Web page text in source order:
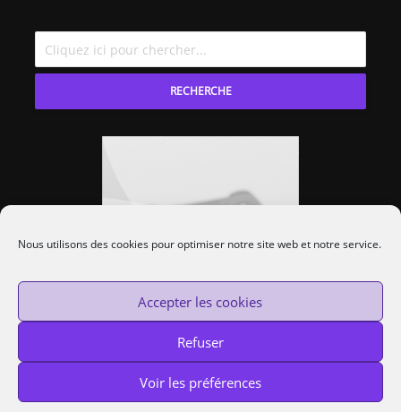
Nous utilisons des cookies pour optimiser notre site web et notre service.
Accepter les cookies
Refuser
Voir les préférences
RECHERCHE
Custom Protocol © 2014-2020 —Cookies